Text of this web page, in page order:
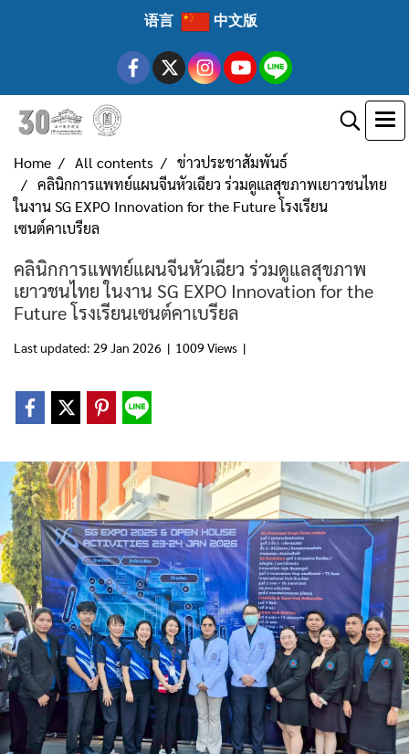
语言 中文版
Home All contents
ข่าวประชาสัมพันธ์
คลินิกการแพทย์แผนจีนหัวเฉียว ร่วมดูแลสุขภาพเยาวชนไทย
ในงาน SG EXPO Innovation for the Future โรงเรียน
เซนต์คาเบรียล
คลินิกการแพทย์แผนจีนหัวเฉียว ร่วมดูแลสุขภาพ
เยาวชนไทย ในงาน SG EXPO Innovation for the
Future โรงเรียนเซนต์คาเบรียล
Last updated: 29 Jan 2026 | 1009 Views |